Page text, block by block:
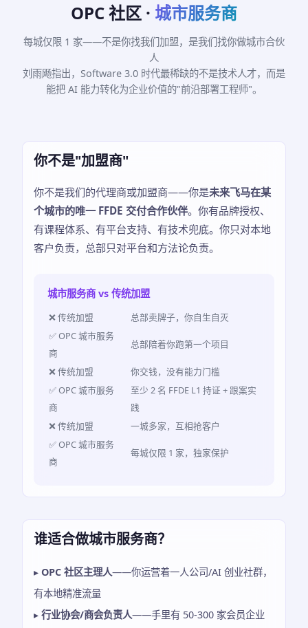
OPC 社区 · 城市服务商
每城仅限 1 家——不是你找我们加盟，是我们找你做城市合伙
人
刘雨飏指出，Software 3.0 时代最稀缺的不是技术人才，而是
能把 AI 能力转化为企业价值的"前沿部署工程师"。
你不是"加盟商"
你不是我们的代理商或加盟商——你是未来飞马在某
个城市的唯一 FFDE 交付合作伙伴。你有品牌授权、
有课程体系、有平台支持、有技术兜底。你只对本地
客户负责，总部只对平台和方法论负责。
城市服务商 vs 传统加盟
❌ 传统加盟
总部卖牌子，你自生自灭
✅ OPC 城市服务
商
总部陪着你跑第一个项目
❌ 传统加盟
你交钱，没有能力门槛
✅ OPC 城市服务
商
至少 2 名 FFDE L1 持证 + 跟案实
践
❌ 传统加盟
一城多家，互相抢客户
✅ OPC 城市服务
商
每城仅限 1 家，独家保护
谁适合做城市服务商？
▸ OPC 社区主理人——你运营着一人公司/AI 创业社群，
有本地精准流量
▸ 行业协会/商会负责人——手里有 50-300 家会员企业